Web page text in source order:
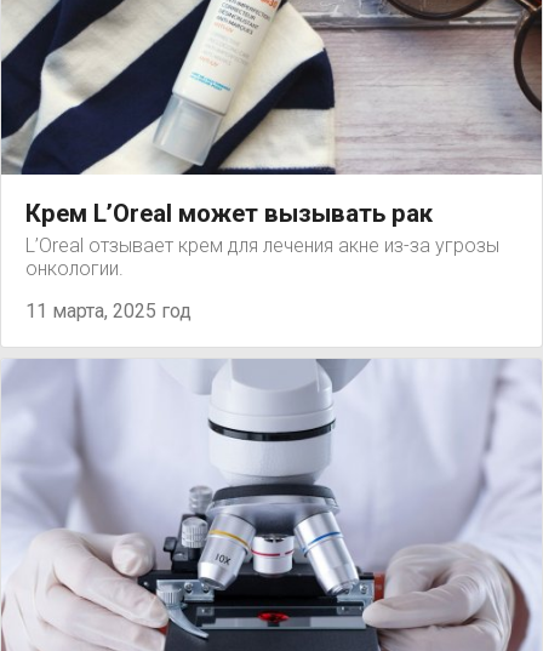
Крем L’Oreal может вызывать рак
L’Oreal отзывает крем для лечения акне из-за угрозы
онкологии.
11 марта, 2025 год